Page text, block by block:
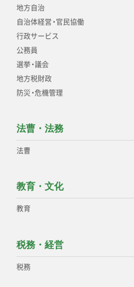
地方自治
自治体経営・官民協働
行政サービス
公務員
選挙・議会
地方税財政
防災・危機管理
法曹・法務
法曹
教育・文化
教育
税務・経営
税務